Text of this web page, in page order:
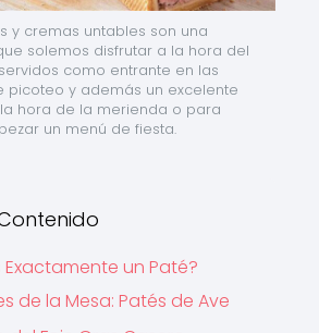
y cremas untables son una
solemos disfrutar a la hora del
como entrante en las
picoteo y además un excelente
hora de la merienda o para
un menú de fiesta.
Exactamente un Paté?
de la Mesa: Patés de Ave